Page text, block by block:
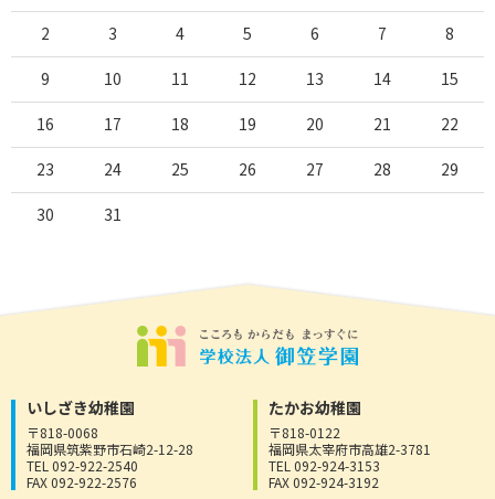
2 3 4 5 6 7 8
9 10 11 12 13 14 15
16 17 18 19 20 21 22
23 24 25 26 27 28 29
30 31
いしざき幼稚園
〒818-0068
福岡県筑紫野市石崎2-12-28
TEL 092-922-2540
FAX 092-922-2576
たかお幼稚園
〒818-0122
福岡県太宰府市高雄2-3781
TEL 092-924-3153
FAX 092-924-3192